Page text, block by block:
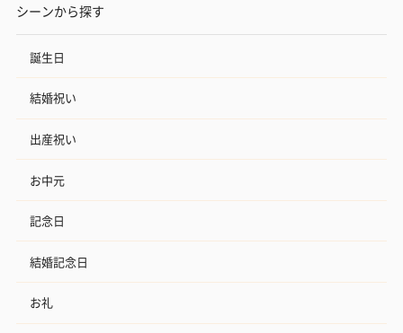
シーンから探す
誕生日
結婚祝い
出産祝い
お中元
記念日
結婚記念日
お礼